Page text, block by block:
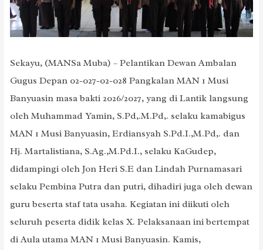
Sekayu, (MANSa Muba) – Pelantikan Dewan Ambalan
Gugus Depan 02-027-02-028 Pangkalan MAN 1 Musi
Banyuasin masa bakti 2026/2027, yang di Lantik langsung
oleh Muhammad Yamin, S.Pd,.M.Pd,. selaku kamabigus
MAN 1 Musi Banyuasin, Erdiansyah S.Pd.I.,M.Pd,. dan
Hj. Martalistiana, S.Ag.,M.Pd.I., selaku KaGudep,
didampingi oleh Jon Heri S.E dan Lindah Purnamasari
selaku Pembina Putra dan putri, dihadiri juga oleh dewan
guru beserta staf tata usaha. Kegiatan ini diikuti oleh
seluruh peserta didik kelas X. Pelaksanaan ini bertempat
di Aula utama MAN 1 Musi Banyuasin. Kamis,